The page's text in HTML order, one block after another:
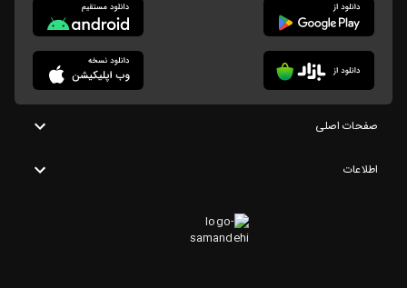
صفحات اصلی
اطلاعات